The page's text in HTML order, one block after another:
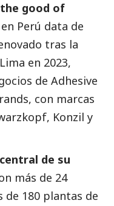
good of
Perú data de
tras la
en 2023,
de Adhesive
con marcas
Konzil y
de su
más de 24
de 180 plantas de